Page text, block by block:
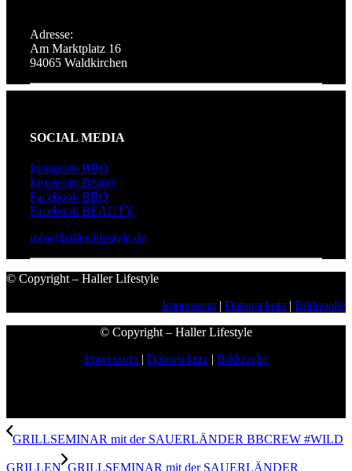
Adresse:
Am Marktplatz 16
94065 Waldkirchen
SOCIAL MEDIA
Instagram BBQ
Instagram Beauty
Facebook BBQ
Facebook BEAUTY
info@haller-lifestyle.de
© Copyright – Haller Lifestyle
Impressum | Datenschutz | Bildquelle
© Copyright – Haller Lifestyle
Impressum | Datenschutz | Bildquelle
GRILLSEMINAR mit der SAUERLÄNDER BBCREW #WILD
GRILLEN GRILLSEMINAR mit der SAUERLÄNDER